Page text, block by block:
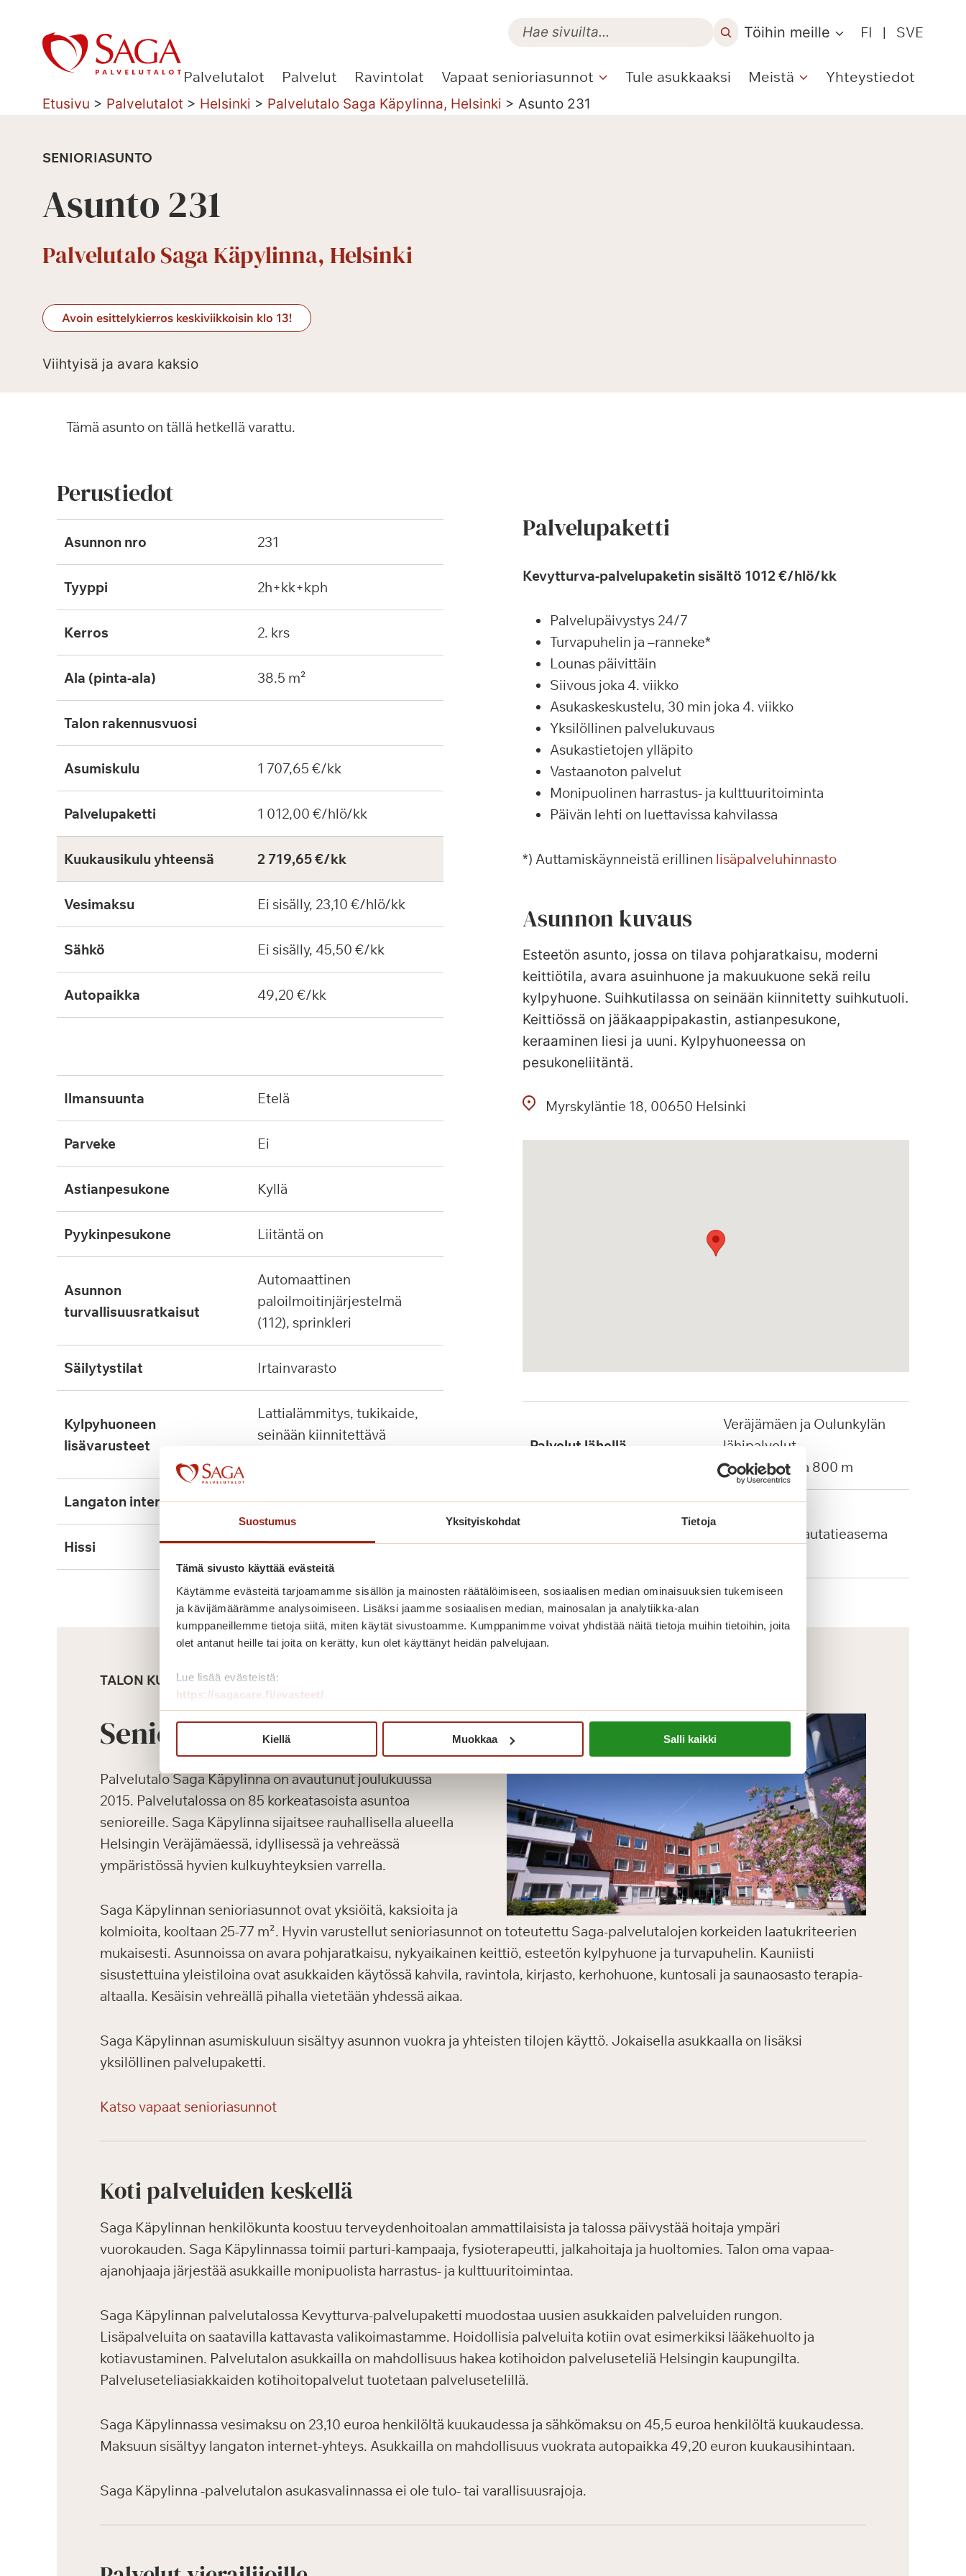
Suostumus Yksityiskohdat Tietoja
Tämä sivusto käyttää evästeitä
Käytämme evästeitä tarjoamamme sisällön ja mainosten räätälöimiseen, sosiaalisen median ominaisuuksien tukemiseen
ja kävijämäärämme analysoimiseen. Lisäksi jaamme sosiaalisen median, mainosalan ja analytiikka-alan
kumppaneillemme tietoja siitä, miten käytät sivustoamme. Kumppanimme voivat yhdistää näitä tietoja muihin tietoihin, joita
olet antanut heille tai joita on kerätty, kun olet käyttänyt heidän palvelujaan.
Lue lisää evästeistä:
https://sagacare.fi/evasteet/
Kiellä Muokkaa Salli kaikki
sisältöön
Töihin meille FI | SVE
Palvelutalot Palvelut Ravintolat Vapaat senioriasunnot Tule asukkaaksi Meistä Yhteystiedot
Etusivu > Palvelutalot > Helsinki > Palvelutalo Saga Käpylinna, Helsinki > Asunto 231
SENIORIASUNTO
Asunto 231
Palvelutalo Saga Käpylinna, Helsinki
Avoin esittelykierros keskiviikkoisin klo 13!
Viihtyisä ja avara kaksio
Tämä asunto on tällä hetkellä varattu.
Perustiedot
Asunnon nro 231
Tyyppi 2h+kk+kph
Kerros 2. krs
Ala (pinta-ala) 38.5 m²
Talon rakennusvuosi
Asumiskulu 1 707,65 €/kk
Palvelupaketti 1 012,00 €/hlö/kk
Kuukausikulu yhteensä 2 719,65 €/kk
Vesimaksu Ei sisälly, 23,10 €/hlö/kk
Sähkö Ei sisälly, 45,50 €/kk
Autopaikka 49,20 €/kk
ilmansuunta etelä
parveke ei
astianpesukone kyllä
pyykinpesukone liitäntä on
asunnon
turvallisuusratkaisut
automaattinen
paloilmoitinjärjestelmä
(112), sprinkleri
säilytystilat irtainvarasto
kylpyhuoneen
lisävarusteet
lattialämmitys, tukikaide,
seinään kiinnitettävä
langaton internet kyllä
hissi kyllä, 2kpl
Palvelupaketti
Kevytturva-palvelupaketin sisältö 1012 €/hlö/kk
Palvelupäivystys 24/7
Turvapuhelin ja –ranneke*
Lounas päivittäin
Siivous joka 4. viikko
Asukaskeskustelu, 30 min joka 4. viikko
Yksilöllinen palvelukuvaus
Asukastietojen ylläpito
Vastaanoton palvelut
Monipuolinen harrastus- ja kulttuuritoiminta
Päivän lehti on luettavissa kahvilassa
*) Auttamiskäynneistä erillinen lisäpalveluhinnasto
Asunnon kuvaus
Esteetön asunto, jossa on tilava pohjaratkaisu, moderni
keittiötila, avara asuinhuone ja makuukuone sekä reilu
kylpyhuone. Suihkutilassa on seinään kiinnitetty suihkutuoli.
Keittiössä on jääkaappipakastin, astianpesukone,
keraaminen liesi ja uuni. Kylpyhuoneessa on
pesukoneliitäntä.
Myrskyläntie 18 00650 Helsinki
Palvelut lähellä
Veräjämäen ja Oulunkylän
lähipalvelut.
Ruokakauppa 800 m
Oulunkylän rautatieasema
TALON KUVAUS
Senioriasunnot
Palvelutalo Saga Käpylinna on avautunut joulukuussa
2015. Palvelutalossa on 85 korkeatasoista asuntoa
senioreille. Saga Käpylinna sijaitsee rauhallisella alueella
Helsingin Veräjämäessä, idyllisessä ja vehreässä
ympäristössä hyvien kulkuyhteyksien varrella.
Saga Käpylinnan senioriasunnot ovat yksiöitä, kaksioita ja
kolmioita, kooltaan 25-77 m². Hyvin varustellut senioriasunnot on toteutettu Saga-palvelutalojen korkeiden laatukriteerien
mukaisesti. Asunnoissa on avara pohjaratkaisu, nykyaikainen keittiö, esteetön kylpyhuone ja turvapuhelin. Kauniisti
sisustettuina yleistiloina ovat asukkaiden käytössä kahvila, ravintola, kirjasto, kerhohuone, kuntosali ja saunaosasto terapia-
altaalla. Kesäisin vehreällä pihalla vietetään yhdessä aikaa.
Saga Käpylinnan asumiskuluun sisältyy asunnon vuokra ja yhteisten tilojen käyttö. Jokaisella asukkaalla on lisäksi
yksilöllinen palvelupaketti.
Katso vapaat senioriasunnot
Koti palveluiden keskellä
Saga Käpylinnan henkilökunta koostuu terveydenhoitoalan ammattilaisista ja talossa päivystää hoitaja ympäri
vuorokauden. Saga Käpylinnassa toimii parturi-kampaaja, fysioterapeutti, jalkahoitaja ja huoltomies. Talon oma vapaa-
ajanohjaaja järjestää asukkaille monipuolista harrastus- ja kulttuuritoimintaa.
Saga Käpylinnan palvelutalossa Kevytturva-palvelupaketti muodostaa uusien asukkaiden palveluiden rungon.
Lisäpalveluita on saatavilla kattavasta valikoimastamme. Hoidollisia palveluita kotiin ovat esimerkiksi lääkehuolto ja
kotiavustaminen. Palvelutalon asukkailla on mahdollisuus hakea kotihoidon palveluseteliä Helsingin kaupungilta.
Palveluseteliasiakkaiden kotihoitopalvelut tuotetaan palvelusetelillä.
Saga Käpylinnassa vesimaksu on 23,10 euroa henkilöltä kuukaudessa ja sähkömaksu on 45,5 euroa henkilöltä kuukaudessa.
Maksuun sisältyy langaton internet-yhteys. Asukkailla on mahdollisuus vuokrata autopaikka 49,20 euron kuukausihintaan.
Saga Käpylinna -palvelutalon asukasvalinnassa ei ole tulo- tai varallisuusrajoja.